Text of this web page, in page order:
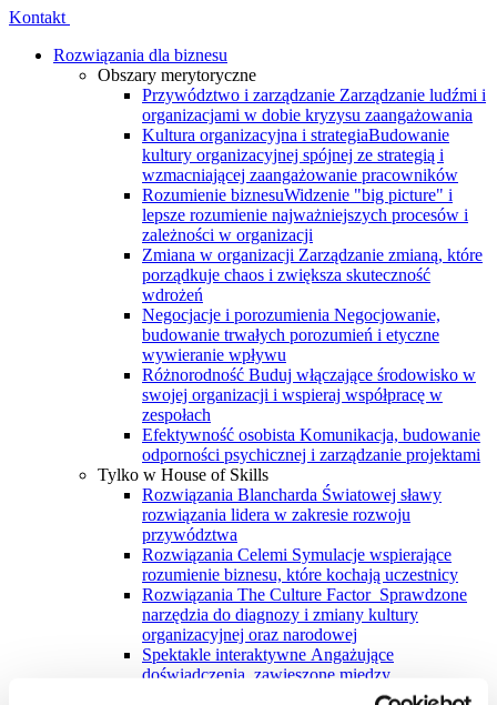
Kontakt
Rozwiązania dla biznesu
Obszary merytoryczne
Przywództwo i zarządzanie Zarządzanie ludźmi i
organizacjami w dobie kryzysu zaangażowania
Kultura organizacyjna i strategiaBudowanie
kultury organizacyjnej spójnej ze strategią i
wzmacniającej zaangażowanie pracowników
Rozumienie biznesuWidzenie "big picture" i
lepsze rozumienie najważniejszych procesów i
zależności w organizacji
Zmiana w organizacji Zarządzanie zmianą, które
porządkuje chaos i zwiększa skuteczność
wdrożeń
Negocjacje i porozumienia Negocjowanie,
budowanie trwałych porozumień i etyczne
wywieranie wpływu
Różnorodność Buduj włączające środowisko w
swojej organizacji i wspieraj współpracę w
zespołach
Efektywność osobista Komunikacja, budowanie
odporności psychicznej i zarządzanie projektami
Tylko w House of Skills
Rozwiązania Blancharda Światowej sławy
rozwiązania lidera w zakresie rozwoju
przywództwa
Rozwiązania Celemi Symulacje wspierające
rozumienie biznesu, które kochają uczestnicy
Rozwiązania The Culture Factor Sprawdzone
narzędzia do diagnozy i zmiany kultury
organizacyjnej oraz narodowej
Spektakle interaktywne Angażujące
doświadczenia, zawieszone między
rzeczywistością a fikcją, które inspirują do